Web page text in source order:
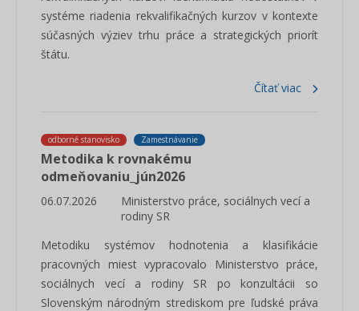
systéme riadenia rekvalifikačných kurzov v kontexte
súčasných výziev trhu práce a strategických priorít
štátu.
Čítať viac
odborné stanovisko Zamestnávanie
Metodika k rovnakému
odmeňovaniu_jún2026
06.07.2026
Ministerstvo práce, sociálnych vecí a
rodiny SR
Metodiku systémov hodnotenia a klasifikácie
pracovných miest vypracovalo Ministerstvo práce,
sociálnych vecí a rodiny SR po konzultácii so
Slovenským národným strediskom pre ľudské práva